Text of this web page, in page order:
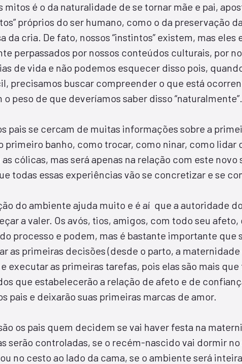
mitos é o da naturalidade de se tornar mãe e pai,
próprios do ser humano, como o da preservação
da cria. De fato, nossos “instintos” existem, mas eles
perpassados por nossos conteúdos culturais, por
de vida e não podemos esquecer disso pois,
precisamos buscar compreender o que está
o peso de que deveríamos saber disso “naturalmente”.
pais se cercam de muitas informações sobre a
primeiro banho, como trocar, como ninar, como lidar
cólicas, mas será apenas na relação com este novo
todas essas experiências vão se concretizar e se
do ambiente ajuda muito e é aí que a autoridade
a valer. Os avós, tios, amigos, com todo seu afeto,
processo e podem, mas é bastante importante que
as primeiras decisões (desde o parto, a maternidade
e executar as primeiras tarefas, pois elas são mais
que estabelecerão a relação de afeto e de
pais e deixarão suas primeiras marcas de amor.
os pais quem decidem se vai haver festa na
serão controladas, se o recém-nascido vai dormir no
no cesto ao lado da cama, se o ambiente será